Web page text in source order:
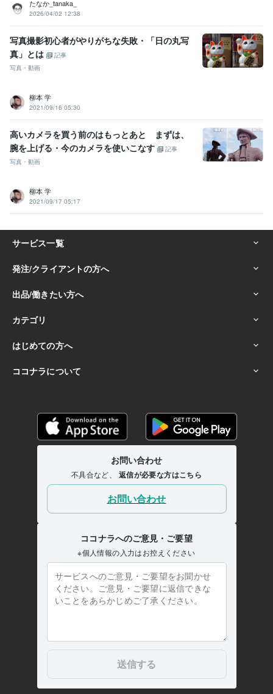
たなか_tanaka_
2026/04/02 12:38
写真撮影初心者がやりがちな失敗・「日の丸写
真」とは
記事
写真・動画
柳本 学
2021/09/16 05:30
高いカメラを買う前のはもっとあと まずは、
腕を上げる・今のカメラを使いこなす
記事
写真・動画
柳本 学
2021/09/17 05:17